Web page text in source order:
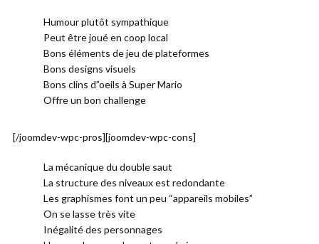
Humour plutôt sympathique
Peut être joué en coop local
Bons éléments de jeu de plateformes
Bons designs visuels
Bons clins d”oeils à Super Mario
Offre un bon challenge
[/joomdev-wpc-pros][joomdev-wpc-cons]
La mécanique du double saut
La structure des niveaux est redondante
Les graphismes font un peu “appareils mobiles”
On se lasse très vite
Inégalité des personnages